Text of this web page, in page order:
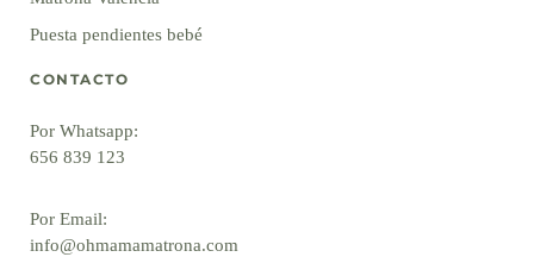
Puesta pendientes bebé
CONTACTO
Por Whatsapp:
656 839 123
Por Email:
info@ohmamamatrona.com